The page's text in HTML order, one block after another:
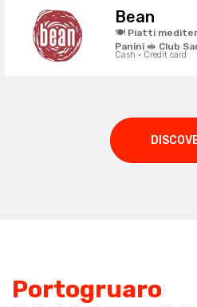
Bean
🍽️ Piatti
Panini 🥪 Club
Cash · Credit card
Portogruaro